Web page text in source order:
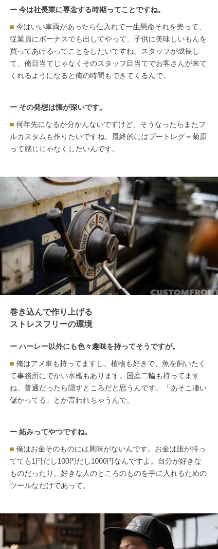
ー 今は社長業に専念する時期ってことですね。
■ 今はいい車両があったら仕入れて一生懸命それを売って、
従業員にボーナスでも出してやって、子供に美味しいもんを
買ってあげるってことをしたいですね。スタッフが成長し
て、俺目当てじゃなくそのスタッフ目当てでお客さんが来て
くれるようになると俺の時間もできてくるんで。
ー その発想は懐が深いです。
■ 何年先になるか分かんないですけど、そうなったらまたフ
ルカスタムも作りたいですね。最終的にはブートレグ＝菊原
って感じじゃなくしたいんです。
巻き込んで作り上げる
ストレスフリーの環境
ー ハーレー以外にも色々趣味を持ってそうですが。
■ 俺はアメ車も持ってますし、植物も好きで、魚を飼いたく
て事務所にでかい水槽もあります。国産二輪も持ってます
ね。普通だったら隠すところだと思うんです。「あそこ凄い
儲かってる」とか言われちゃうんで。
ー 妬みってやつですね。
■ 俺はお金そのものには興味がないんです。お金は誰が持っ
てても1円だし100円だし1000円なんですよ。自分が好きな
ものだったり、好きな人のところのものを手に入れるための
ツールなだけであって。